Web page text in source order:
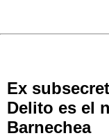
Ex
Delito es el
Barnechea